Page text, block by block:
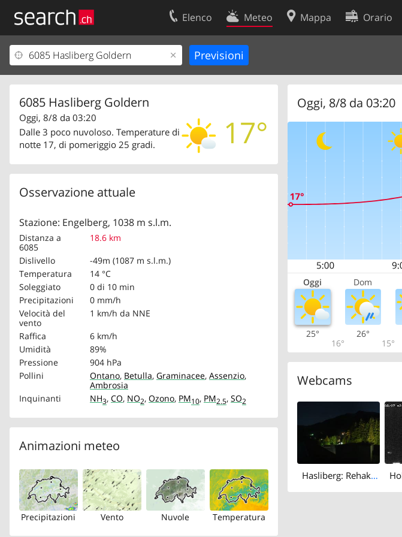
Elenco Meteo Mappa Orario
6085 Hasliberg Goldern
17°
Oggi, 8/8 da 03:20
Dalle 3 poco nuvoloso. Temperature di
notte 17, di pomeriggio 25 gradi.
Osservazione attuale
Stazione: Engelberg, 1038 m s.l.m.
Distanza a
6085
18.6 km
Dislivello
-49m (1087 m s.l.m.)
Temperatura
14 °C
Soleggiato
0 di 10 min
Precipitazioni
0 mm/h
Velocità del
vento
1 km/h da NNE
Raffica
6 km/h
Umidità
89%
Pressione
904 hPa
Pollini
Ontano, Betulla, Graminacee, Assenzio,
Ambrosia
Inquinanti
NH3, CO, NO2, Ozono, PM10, PM2.5, SO2
Animazioni meteo
Precipitazioni Vento Nuvole Temperatura
Oggi, 8/8 da 03:20
Oggi Dom
25°
16°
26°
15°
Webcams
Hasliberg: Rehaklinik AG
Il vostro profolio
Area clienti
Informazioni Legali
Contatti
Condizioni d’uso